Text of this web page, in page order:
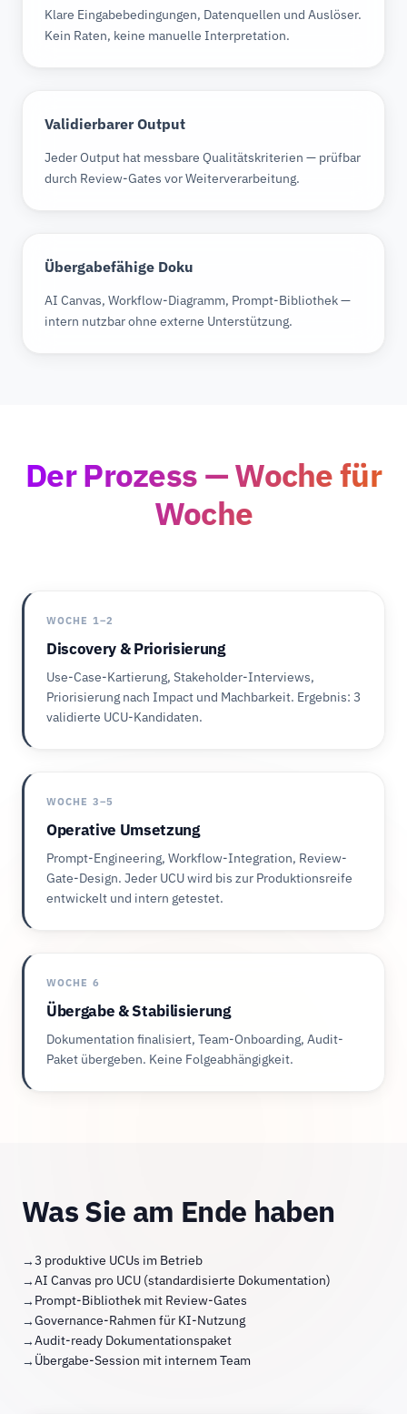
Klare Eingabebedingungen, Datenquellen und Auslöser.
Kein Raten, keine manuelle Interpretation.
Validierbarer Output
Jeder Output hat messbare Qualitätskriterien — prüfbar
durch Review-Gates vor Weiterverarbeitung.
Übergabefähige Doku
AI Canvas, Workflow-Diagramm, Prompt-Bibliothek —
intern nutzbar ohne externe Unterstützung.
Der Prozess — Woche für
Woche
WOCHE 1–2
Discovery & Priorisierung
Use-Case-Kartierung, Stakeholder-Interviews,
Priorisierung nach Impact und Machbarkeit. Ergebnis: 3
validierte UCU-Kandidaten.
WOCHE 3–5
Operative Umsetzung
Prompt-Engineering, Workflow-Integration, Review-
Gate-Design. Jeder UCU wird bis zur Produktionsreife
entwickelt und intern getestet.
WOCHE 6
Übergabe & Stabilisierung
Dokumentation finalisiert, Team-Onboarding, Audit-
Paket übergeben. Keine Folgeabhängigkeit.
Was Sie am Ende haben
3 produktive UCUs im Betrieb
AI Canvas pro UCU (standardisierte Dokumentation)
Prompt-Bibliothek mit Review-Gates
Governance-Rahmen für KI-Nutzung
Audit-ready Dokumentationspaket
Übergabe-Session mit internem Team